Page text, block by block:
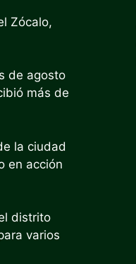
Zócalo,
de agosto
más de
la ciudad
en acción
distrito
varios